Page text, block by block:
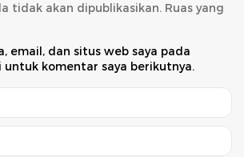
tidak akan dipublikasikan. Ruas yang
email, dan situs web saya pada
untuk komentar saya berikutnya.